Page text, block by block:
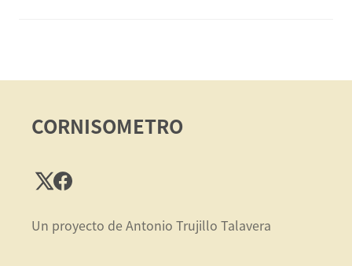
CORNISOMETRO
Un proyecto de Antonio Trujillo Talavera